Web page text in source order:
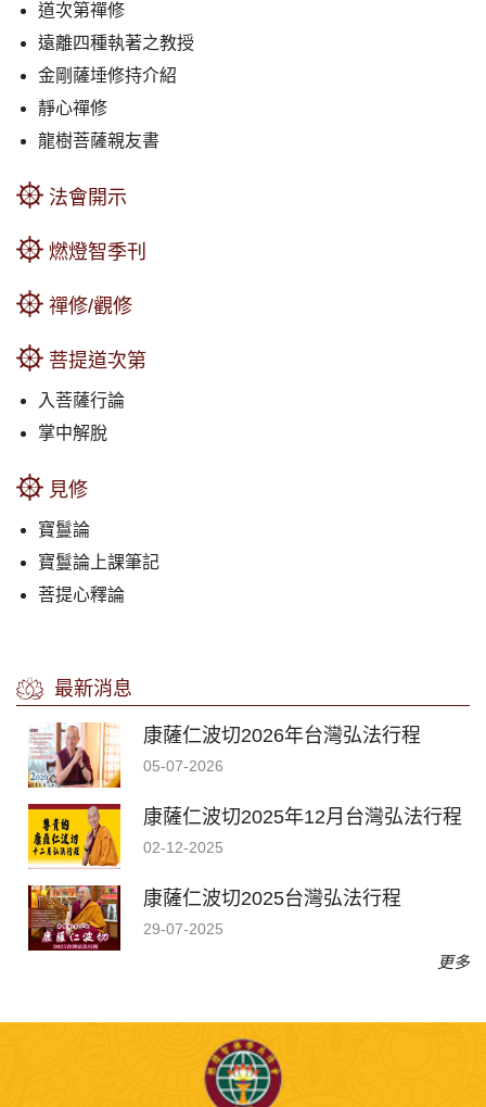
道次第禪修
遠離四種執著之教授
金剛薩埵修持介紹
靜心禪修
龍樹菩薩親友書
法會開示
燃燈智季刊
禪修/觀修
菩提道次第
入菩薩行論
掌中解脫
見修
寶鬘論
寶鬘論上課筆記
菩提心釋論
最新消息
康薩仁波切2026年台灣弘法行程
05-07-2026
康薩仁波切2025年12月台灣弘法行程
02-12-2025
康薩仁波切2025台灣弘法行程
29-07-2025
更多